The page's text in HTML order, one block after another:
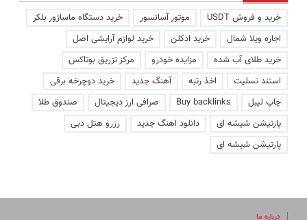
خرید و فروش USDT موتور آسانسور
خرید دستگاه ماساژور بلکر
اجاره ویلا شمال
خرید ادکلن
خرید لوازم آرایشی اصل
خرید طلای آب شده
مزایده خودرو
مرکز تزریق بوتاکس
استند تسلیت
اخذ رتبه آهنگ جدید
خرید دوچرخه برقی
چاپ لیبل
Buy backlinks صرافی ارز دیجیتال
صندوق طلا
پارتیشن شیشه ای
دانلود اهنگ جدید
رزرو هتل دبی
پارتیشن شیشه ای
درباره ما